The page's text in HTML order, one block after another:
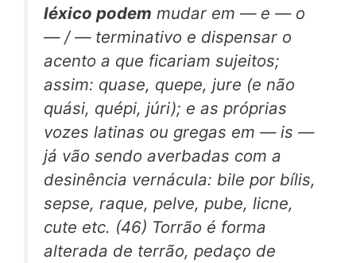
léxico podem mudar em — e — o
— / — terminativo e dispensar o
acento a que ficariam sujeitos;
assim: quase, quepe, jure (e não
quási, quépi, júri); e as próprias
vozes latinas ou gregas em — is —
já vão sendo averbadas com a
desinência vernácula: bile por bílis,
sepse, raque, pelve, pube, licne,
cute etc. (46) Torrão é forma
alterada de terrão, pedaço de